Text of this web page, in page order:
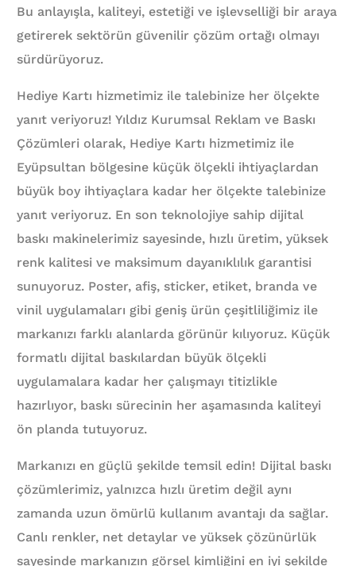
Bu anlayışla, kaliteyi, estetiği ve işlevselliği bir araya
getirerek sektörün güvenilir çözüm ortağı olmayı
sürdürüyoruz.
Hediye Kartı hizmetimiz ile talebinize her ölçekte
yanıt veriyoruz! Yıldız Kurumsal Reklam ve Baskı
Çözümleri olarak, Hediye Kartı hizmetimiz ile
Eyüpsultan bölgesine küçük ölçekli ihtiyaçlardan
büyük boy ihtiyaçlara kadar her ölçekte talebinize
yanıt veriyoruz. En son teknolojiye sahip dijital
baskı makinelerimiz sayesinde, hızlı üretim, yüksek
renk kalitesi ve maksimum dayanıklılık garantisi
sunuyoruz. Poster, afiş, sticker, etiket, branda ve
vinil uygulamaları gibi geniş ürün çeşitliliğimiz ile
markanızı farklı alanlarda görünür kılıyoruz. Küçük
formatlı dijital baskılardan büyük ölçekli
uygulamalara kadar her çalışmayı titizlikle
hazırlıyor, baskı sürecinin her aşamasında kaliteyi
ön planda tutuyoruz.
Markanızı en güçlü şekilde temsil edin! Dijital baskı
çözümlerimiz, yalnızca hızlı üretim değil aynı
zamanda uzun ömürlü kullanım avantajı da sağlar.
Canlı renkler, net detaylar ve yüksek çözünürlük
sayesinde markanızın görsel kimliğini en iyi şekilde